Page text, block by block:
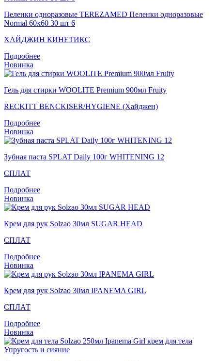
Пеленки одноразовые TEREZAMED Пеленки одноразовые
Normal 60x60 30 шт 6
ХАЙДЖИН КИНЕТИКС
Подробнее
Новинка
Гель для стирки WOOLITE Premium 900мл Fruity
RECKITT BENCKISER/HYGIENE (Хайджен)
Подробнее
Новинка
Зубная паста SPLAT Daily 100г WHITENING 12
СПЛАТ
Подробнее
Новинка
Крем для рук Solzao 30мл SUGAR HEAD
СПЛАТ
Подробнее
Новинка
Крем для рук Solzao 30мл IPANEMA GIRL
СПЛАТ
Подробнее
Новинка